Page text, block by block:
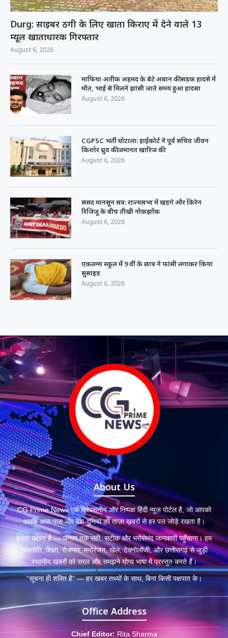
Durg: साइबर ठगी के लिए खाता किराए में देने वाले 13
म्यूल खाताधारक गिरफ्तार
August 6, 2026
माफिया अतीक अहमद के बेटे अबान की सड़क हादसे में
मौत, भाई से मिलने झांसी जाते समय हुआ हादसा
August 6, 2026
CGPSC भर्ती घोटाला: हाईकोर्ट ने पूर्व सचिव जीवन
किशोर ध्रुव की जमानत खारिज की
August 6, 2026
संसद मानसून सत्र: राज्यसभा में खड़गे और किरेन
रिजिजू के बीच तीखी नोकझोंक
August 6, 2026
एकलव्य स्कूल में 9 वीं के छात्र ने फांसी लगाकर किया
सुसाइड
August 6, 2026
About Us
CG Prime News एक विश्वसनीय और निष्पक्ष हिंदी न्यूज़ पोर्टल है, जो आपको
आपके आस-पास और देश-दुनिया की ताज़ा ख़बरों से हर पल जोड़े रखता है।
हमारा उद्देश्य है — जनता तक सही, सटीक और भरोसेमंद जानकारी पहुँचाना। हम
राजनीति, शिक्षा, रोजगार, मनोरंजन, खेल, टेक्नोलॉजी, और छत्तीसगढ़ से जुड़ी
स्थानीय खबरों को सरल और समझने योग्य भाषा में प्रस्तुत करते हैं।
“सूचना ही शक्ति है” — हर खबर तथ्यों के साथ, बिना किसी पक्षपात के।
Office Address
Chief Editor: Rita Sharma